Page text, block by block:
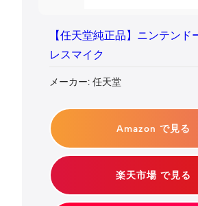
【任天堂純正品】ニンテンド
レスマイク
メーカー: 任天堂
Amazon で見る
楽天市場 で見る